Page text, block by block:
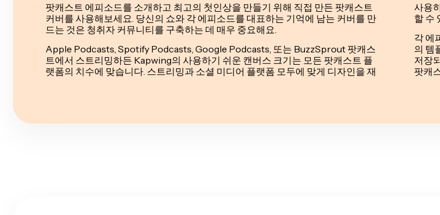
팟캐스트 에피소드를 소개하고 최고의 첫인상을 만들기 위해 직접 만든 팟캐스트
커버를 사용해보세요. 당신의 쇼와 각 에피소드를 대표하는 기억에 남는 커버를 만
드는 것은 청취자 커뮤니티를 구축하는 데 매우 중요해요.
Apple Podcasts, Spotify Podcasts, Google Podcasts, 또는 BuzzSprout 팟캐스
트에서 스트리밍하든 Kapwing의 사용하기 쉬운 캔버스 크기는 모든 팟캐스트 플
랫폼의 치수에 맞습니다. 스트리밍과 소셜 미디어 플랫폼 모두에 맞게 디자인을 재
사용
할 수
각 에
의 템
저장
팟캐